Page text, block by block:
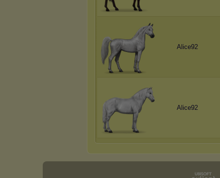
Alice92
Alice92